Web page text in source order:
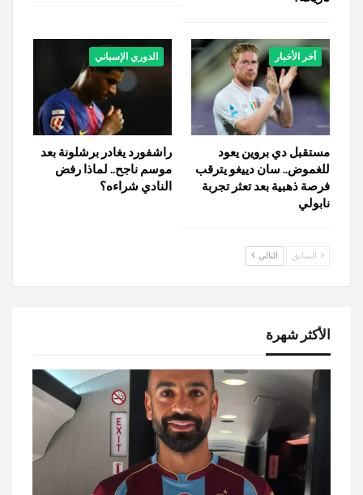
أخر الأخبار
مستقبل دي بروين يعود
للغموض.. سان دييغو يترقب
فرصة ذهبية بعد تعثر تجربة
نابولي
الدوري الإسباني
راشفورد يغادر برشلونة بعد
موسم ناجح.. لماذا رفض
النادي شراءه؟
السابق التالي
الأكثر شهرة